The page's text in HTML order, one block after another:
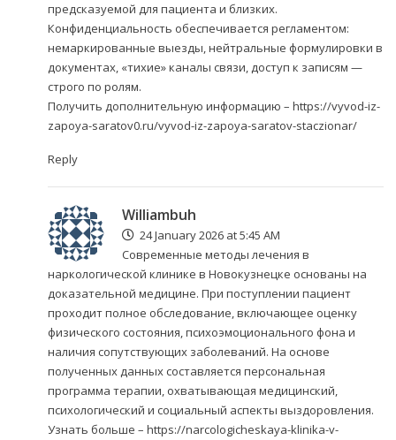
предсказуемой для пациента и близких.
Конфиденциальность обеспечивается регламентом:
немаркированные выезды, нейтральные формулировки в
документах, «тихие» каналы связи, доступ к записям —
строго по ролям.
Получить дополнительную информацию – https://vyvod-iz-
zapoya-saratov0.ru/vyvod-iz-zapoya-saratov-staczionar/
Reply
Williambuh
24 January 2026 at 5:45 AM
Современные методы лечения в
наркологической клинике в Новокузнецке основаны на
доказательной медицине. При поступлении пациент
проходит полное обследование, включающее оценку
физического состояния, психоэмоционального фона и
наличия сопутствующих заболеваний. На основе
полученных данных составляется персональная
программа терапии, охватывающая медицинский,
психологический и социальный аспекты выздоровления.
Узнать больше – https://narcologicheskaya-klinika-v-